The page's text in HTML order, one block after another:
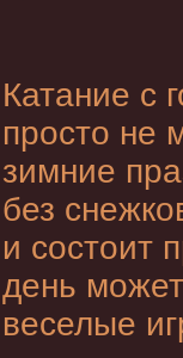
Катание с
просто не
зимние
без
и состоит
день
веселые